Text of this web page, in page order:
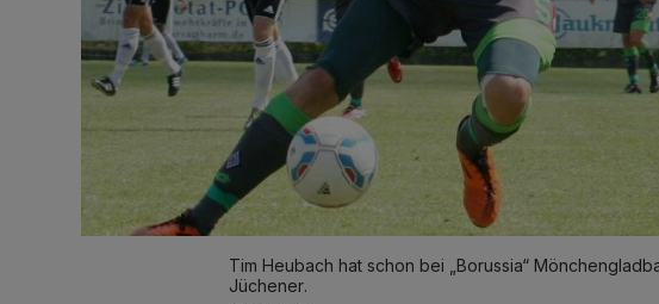
Tim Heubach hat schon bei „Borussia“
Jüchener.